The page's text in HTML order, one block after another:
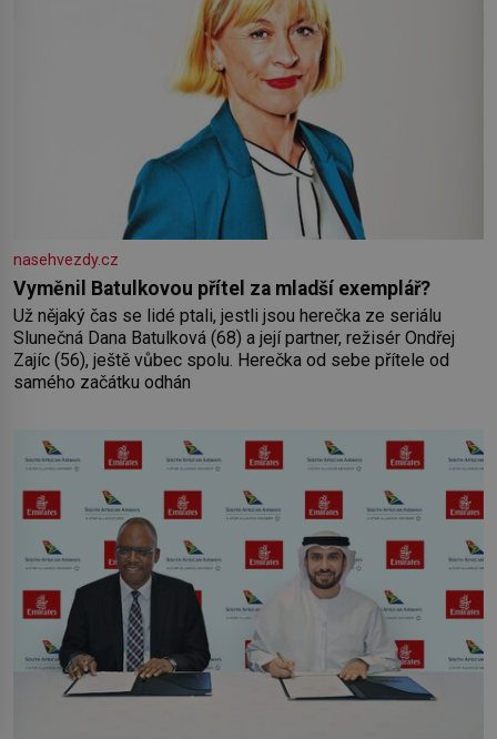
nasehvezdy.cz
Vyměnil Batulkovou přítel za mladší exemplář?
Už nějaký čas se lidé ptali, jestli jsou herečka ze seriálu
Slunečná Dana Batulková (68) a její partner, režisér Ondřej
Zajíc (56), ještě vůbec spolu. Herečka od sebe přítele od
samého začátku odhán